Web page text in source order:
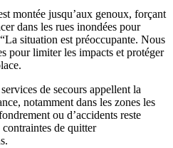
montée jusqu’aux genoux, forçant
dans les rues inondées pour
situation est préoccupante. Nous
pour limiter les impacts et protéger
de secours appellent la
notamment dans les zones les
ou d’accidents reste
de quitter